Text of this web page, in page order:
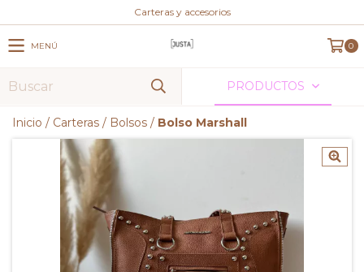
Carteras y accesorios
MENÚ 0
PRODUCTOS
Inicio / Carteras / Bolsos / Bolso Marshall